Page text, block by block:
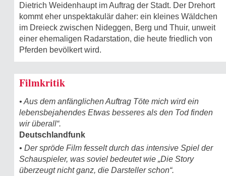
Dietrich Weidenhaupt im Auftrag der Stadt. Der Drehort
kommt eher unspektakulär daher: ein kleines Wäldchen
im Dreieck zwischen Nideggen, Berg und Thuir, unweit
einer ehemaligen Radarstation, die heute friedlich von
Pferden bevölkert wird.
Filmkritik
• Aus dem anfänglichen Auftrag Töte mich wird ein
lebensbejahendes Etwas besseres als den Tod finden
wir überall“.
Deutschlandfunk
• Der spröde Film fesselt durch das intensive Spiel der
Schauspieler, was soviel bedeutet wie „Die Story
überzeugt nicht ganz, die Darsteller schon“.